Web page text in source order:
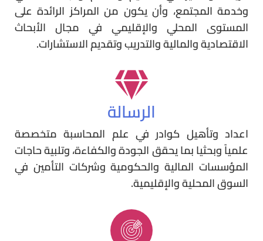
وخدمة المجتمع، وأن يكون من المراكز الرائدة على
المستوى المحلي والإقليمي في مجال الأبحاث
الاقتصادية والمالية والتدريب وتقديم الاستشارات.
الرسالة
اعداد وتأهيل كوادر في علم المحاسبة متخصصة
علمياً وبحثيا بما يحقق الجودة والكفاءة، وتلبية حاجات
المؤسسات المالية والحكومية وشركات التأمين في
السوق المحليةوالإقليمية.